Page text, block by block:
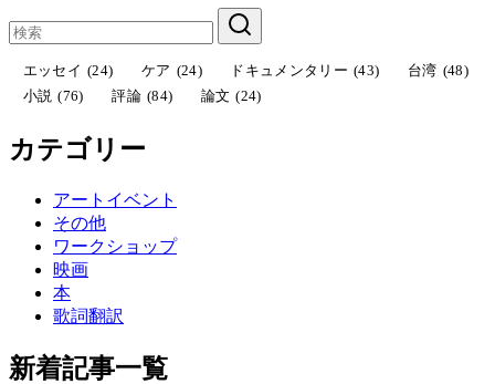
エッセイ (24) ケア (24) ドキュメンタリー (43) 台湾 (48)
小説 (76) 評論 (84) 論文 (24)
カテゴリー
アートイベント
その他
ワークショップ
映画
本
歌詞翻訳
新着記事一覧